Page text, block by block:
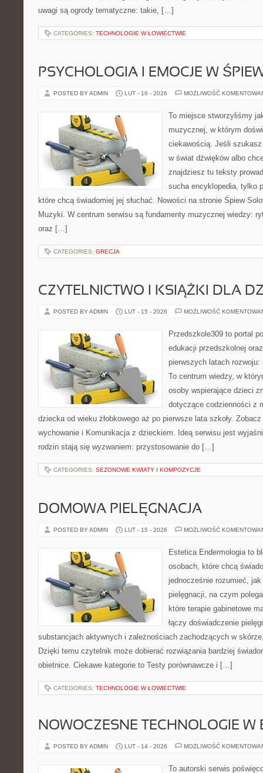
uwagi są ogrody tematyczne: takie, […]
CATEGORIES: TECHNOLOGIE W ŁOWIECTWIE
PSYCHOLOGIA I EMOCJE W
POSTED BY ADMIN LUT - 16 - 2026 MOŻLIWOŚĆ
To miejsce stworzyliśmy
muzycznej, w którym
ciekawością. Jeśli
w świat dźwięków albo
znajdziesz tu teksty
sucha encyklopedia, tylko
które chcą świadomiej jej słuchać. Nowości na stronie Śpiew
Muzyki. W centrum serwisu są fundamenty muzycznej wiedzy:
oraz […]
CATEGORIES: GRECJA
CZYTELNICTWO I KSIĄŻKI DLA
POSTED BY ADMIN LUT - 15 - 2026 MOŻLIWOŚĆ
Przedszkole309 to portal
edukacji przedszkolnej
pierwszych latach
To centrum wiedzy, w
osoby wspierające dzieci
dotyczące codzienności z
dziecka od wieku żłobkowego aż po pierwsze lata szkoły.
wychowanie i Komunikacja z dzieckiem. Ideą serwisu jest
rodzin stają się wyzwaniem: przystosowanie do […]
CATEGORIES: SEZONOWE KWIATY I KOMPOZYCJE
DOMOWA PIELĘGNACJA
POSTED BY ADMIN LUT - 15 - 2026 MOŻLIWOŚĆ
Estetica Endermologia to
osobach, które chcą
jednocześnie rozumieć, jak
pielęgnacji, na czym
które terapie gabinetowe
łączy doświadczenie
substancjach aktywnych i zależnościach zachodzących w
Dzięki temu czytelnik może dobierać rozwiązania bardziej
obietnice. Ciekawe kategorie to Testy porównawcze i […]
CATEGORIES: TECHNOLOGIE W ŁOWIECTWIE
NOWOCZESNE TECHNOLOGIE W
POSTED BY ADMIN LUT - 14 - 2026 MOŻLIWOŚĆ
To autorski serwis